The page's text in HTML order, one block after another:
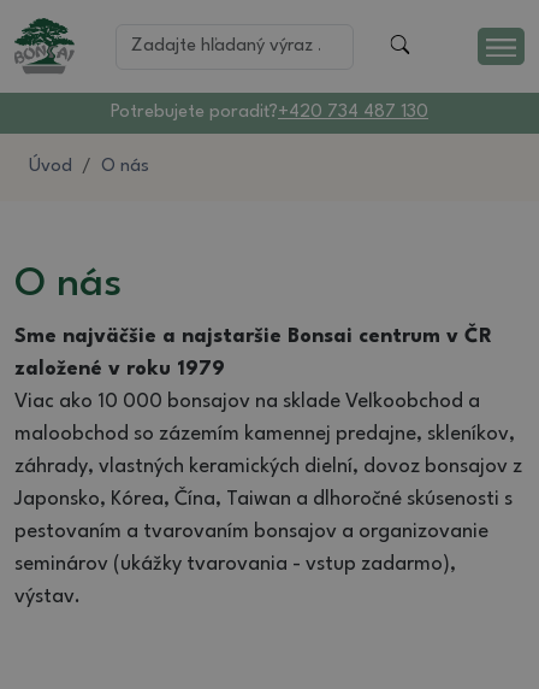
Potrebujete poradiť?+420 734 487 130
Úvod O nás
O nás
Sme najväčšie a najstaršie Bonsai centrum v ČR
založené v roku 1979
Viac ako 10 000 bonsajov na sklade Veľkoobchod a
maloobchod so zázemím kamennej predajne, skleníkov,
záhrady, vlastných keramických dielní, dovoz bonsajov z
Japonsko, Kórea, Čína, Taiwan a dlhoročné skúsenosti s
pestovaním a tvarovaním bonsajov a organizovanie
seminárov (ukážky tvarovania - vstup zadarmo),
výstav.